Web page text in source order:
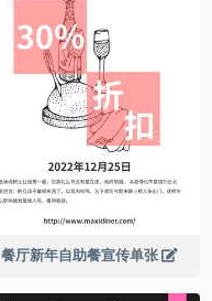
餐厅新年自助餐宣传单张